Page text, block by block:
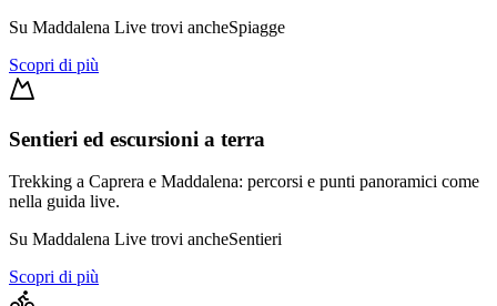
Su Maddalena Live trovi ancheSpiagge
Scopri di più
Sentieri ed escursioni a terra
Trekking a Caprera e Maddalena: percorsi e punti panoramici come
nella guida live.
Su Maddalena Live trovi ancheSentieri
Scopri di più